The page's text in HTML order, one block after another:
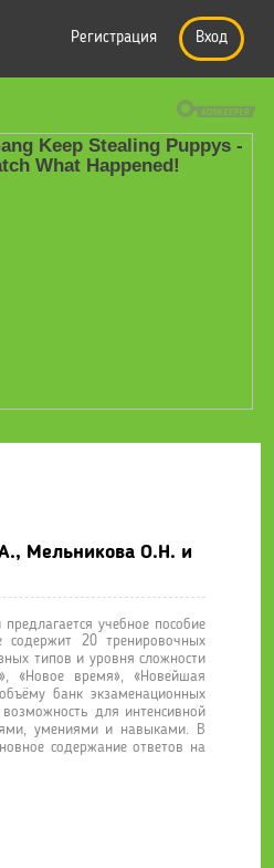
Регистрация Вход
Мельникова О.Н. и
учебное пособие
содержит 20 тренировочных
типов и уровня сложности
«Новое время», «Новейшая
банк экзаменационных
для интенсивной
умениями и навыками. В
содержание ответов на